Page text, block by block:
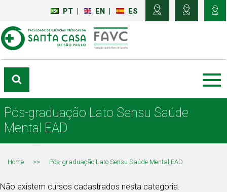
PT EN ES
Pós-graduação Lato Sensu Saúde
Mental EAD
Home >> Pós-graduação Lato Sensu Saúde Mental EAD
Não existem cursos cadastrados nesta categoria.